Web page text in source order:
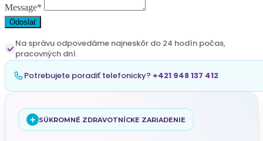
Message*
Odoslať
Na správu odpovedáme najneskôr do 24 hodín počas,
pracovných dní.
Potrebujete poradiť telefonicky? +421 948 137 412
+ SÚKROMNÉ ZDRAVOTNÍCKE ZARIADENIE